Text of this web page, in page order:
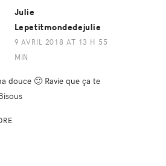
Julie
Lepetitmondedejulie
9 AVRIL 2018 AT 13 H 55
MIN
douce 🙂 Ravie que ça te